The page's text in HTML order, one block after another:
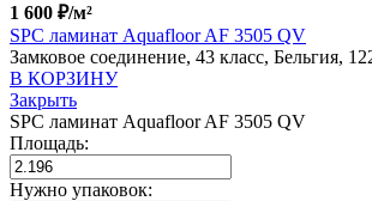
1 600 ₽/м²
SPC ламинат Aquafloor AF 3505 QV
Замковое соединение, 43 класс, Бельгия,
В КОРЗИНУ
Закрыть
SPC ламинат Aquafloor AF 3505 QV
Площадь:
Нужно упаковок: